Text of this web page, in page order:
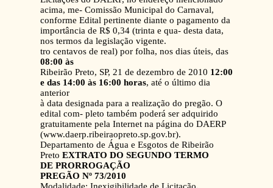
acima, me- Comissão Municipal do Carnaval,
conforme Edital pertinente diante o pagamento da
importância de R$ 0,34 (trinta e qua- desta data,
nos termos da legislação vigente.
tro centavos de real) por folha, nos dias úteis, das
08:00 às
Ribeirão Preto, SP, 21 de dezembro de 2010 12:00
e das 14:00 às 16:00 horas, até o último dia
anterior
à data designada para a realização do pregão. O
edital com- pleto também poderá ser adquirido
gratuitamente pela Internet na página do DAERP
(www.daerp.ribeiraopreto.sp.gov.br).
Departamento de Água e Esgotos de Ribeirão
Preto EXTRATO DO SEGUNDO TERMO
DE PRORROGAÇÃO
PREGÃO Nº 73/2010